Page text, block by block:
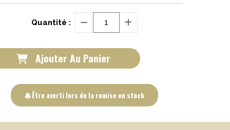
Quantité :
Ajouter Au Panier
Être averti lors de la remise en stock